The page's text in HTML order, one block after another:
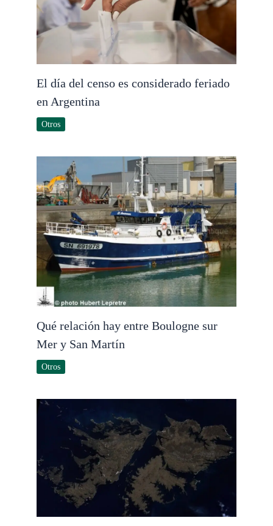
El día del censo es considerado feriado
en Argentina
Otros
Qué relación hay entre Boulogne sur
Mer y San Martín
Otros